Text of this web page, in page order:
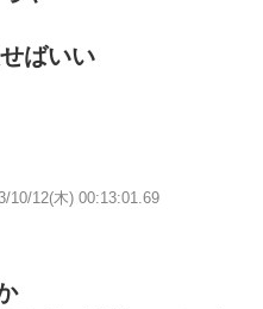
ばいい
10/12(木) 00:13:01.69